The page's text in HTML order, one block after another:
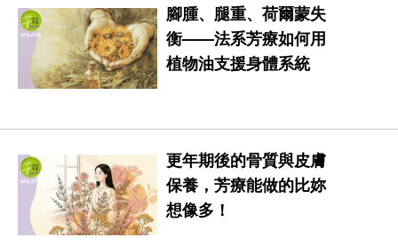
腳腫、腿重、荷爾蒙失
衡——法系芳療如何用
植物油支援身體系統
更年期後的骨質與皮膚
保養，芳療能做的比妳
想像多！